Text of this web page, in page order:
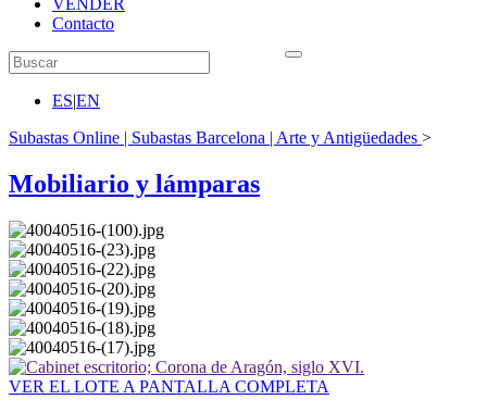
VENDER
Contacto
ES|EN
Subastas Online | Subastas Barcelona | Arte y Antigüedades >
Mobiliario y lámparas
VER EL LOTE A PANTALLA COMPLETA